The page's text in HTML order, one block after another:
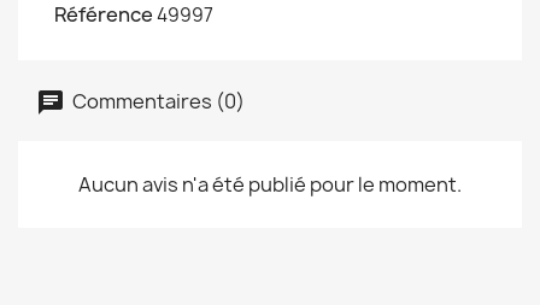
Référence49997
Commentaires (0)
Aucun avis n'a été publié pour le moment.